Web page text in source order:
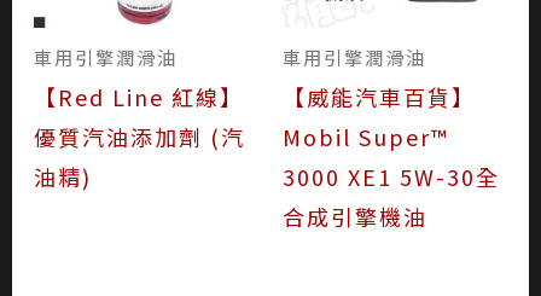
車用引擎潤滑油
【Red Line 紅線】
優質汽油添加劑 (汽
油精)
車用引擎潤滑油
【威能汽車百貨】
Mobil Super™
3000 XE1 5W-30全
合成引擎機油